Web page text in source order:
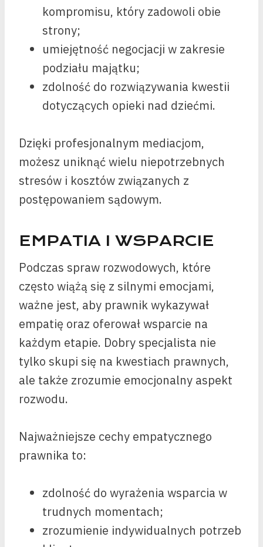
kompromisu, który zadowoli obie
strony;
umiejętność negocjacji w zakresie
podziału majątku;
zdolność do rozwiązywania kwestii
dotyczących opieki nad dziećmi.
Dzięki profesjonalnym mediacjom,
możesz uniknąć wielu niepotrzebnych
stresów i kosztów związanych z
postępowaniem sądowym.
EMPATIA I WSPARCIE
Podczas spraw rozwodowych, które
często wiążą się z silnymi emocjami,
ważne jest, aby prawnik wykazywał
empatię oraz oferował wsparcie na
każdym etapie. Dobry specjalista nie
tylko skupi się na kwestiach prawnych,
ale także zrozumie emocjonalny aspekt
rozwodu.
Najważniejsze cechy empatycznego
prawnika to:
zdolność do wyrażenia wsparcia w
trudnych momentach;
zrozumienie indywidualnych potrzeb